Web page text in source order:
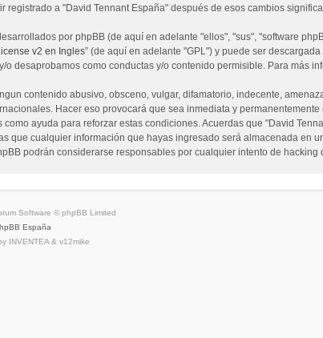
registrado a "David Tennant España" después de esos cambios
por phpBB (de aquí en adelante "ellos", "sus", "software
v2 en Ingles” (de aquí en adelante "GPL") y puede ser descargada
o desaprobamos como conductas y/o contenido permisible. Para más
contenido abusivo, obsceno, vulgar, difamatorio, indecente,
Hacer eso provocará que sea inmediata y
como ayuda para reforzar estas condiciones. Acuerdas que "David
que cualquier información que hayas ingresado será almacenada en
podrán considerarse responsables por cualquier intento de
Software © phpBB Limited
España
INVENTEA & v12mike